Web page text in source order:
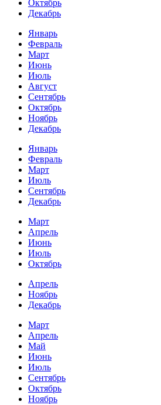
Октябрь
Декабрь
Январь
Февраль
Март
Июнь
Июль
Август
Сентябрь
Октябрь
Ноябрь
Декабрь
Январь
Февраль
Март
Июль
Сентябрь
Декабрь
Март
Апрель
Июнь
Июль
Октябрь
Апрель
Ноябрь
Декабрь
Март
Апрель
Май
Июнь
Июль
Сентябрь
Октябрь
Ноябрь